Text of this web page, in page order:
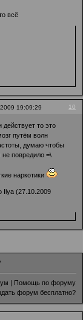
всё
10
19:09:29
то это
путём волн
думаю чтобы
повредило =\
наркотики
Ilya (27.10.2009
| Помощь по форуму